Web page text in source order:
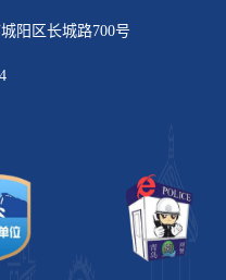
阳区长城路700号